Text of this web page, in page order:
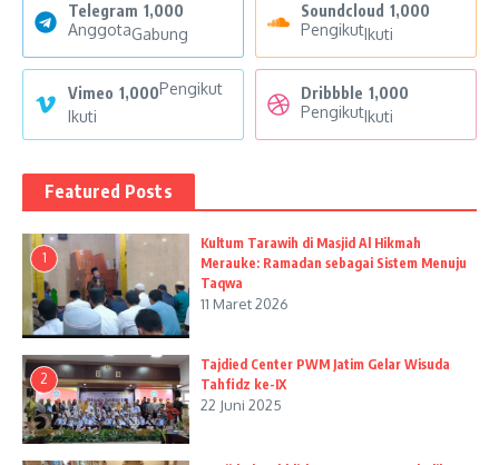
Telegram 1,000
AnggotaGabung
Soundcloud 1,000
PengikutIkuti
Vimeo 1,000Pengikut
Ikuti
Dribbble 1,000
PengikutIkuti
Featured Posts
1
Kultum Tarawih di Masjid Al Hikmah
Merauke: Ramadan sebagai Sistem Menuju
Taqwa
11 Maret 2026
2
Tajdied Center PWM Jatim Gelar Wisuda
Tahfidz ke-IX
22 Juni 2025